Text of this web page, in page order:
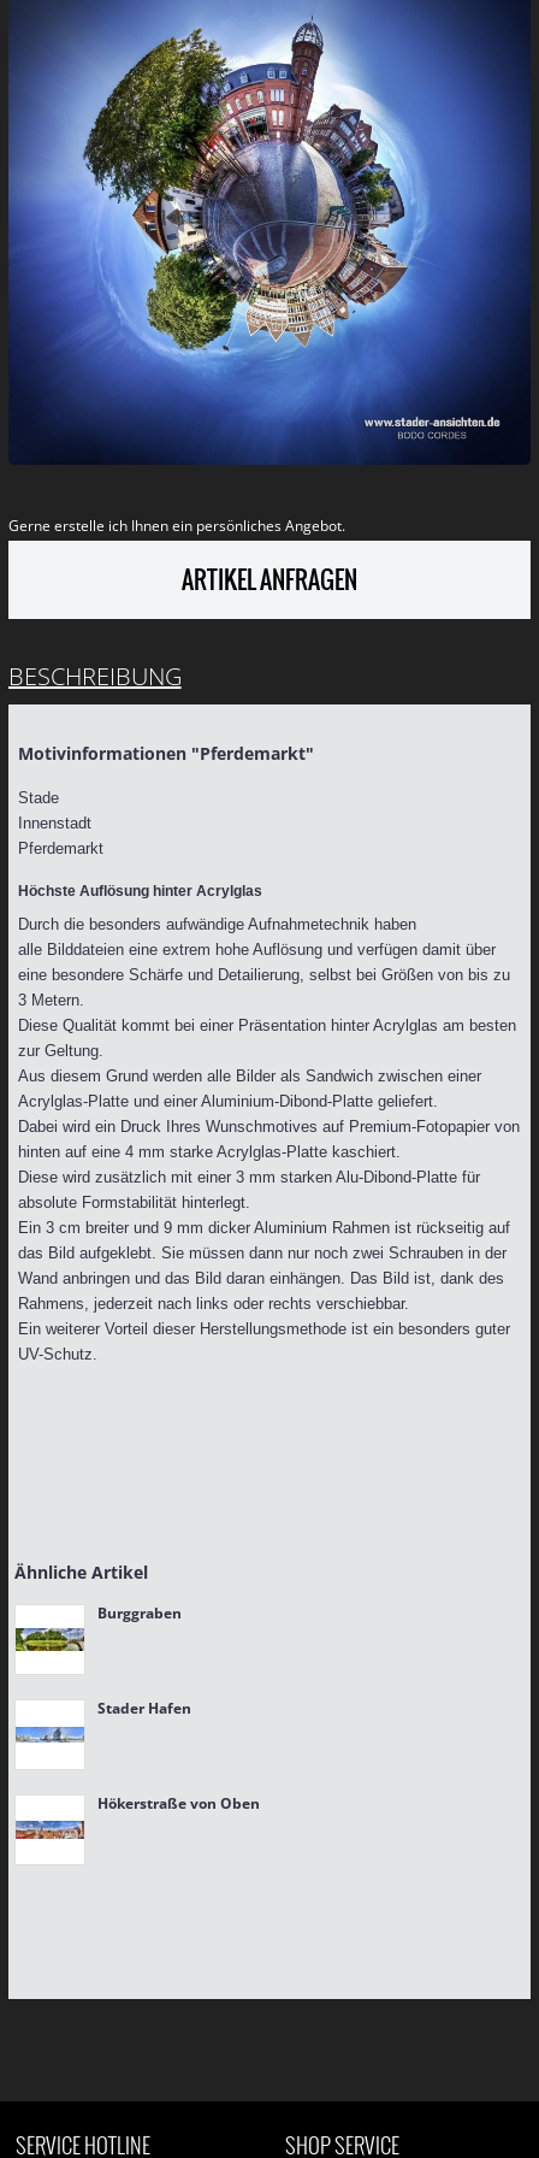
NEUE MOTIVE
AUS DER LUFT
STADER WELTEN
Gerne erstelle ich Ihnen ein persönliches Angebot.
ARTIKEL ANFRAGEN
BESCHREIBUNG
Motivinformationen "Pferdemarkt"
Stade
Innenstadt
Pferdemarkt
Höchste Auflösung hinter Acrylglas
Durch die besonders aufwändige Aufnahmetechnik haben
alle Bilddateien eine extrem hohe Auflösung und verfügen damit über
eine besondere Schärfe und Detailierung, selbst bei Größen von bis zu
3 Metern.
Diese Qualität kommt bei einer Präsentation hinter Acrylglas am besten
zur Geltung.
Aus diesem Grund werden alle Bilder als Sandwich zwischen einer
Acrylglas-Platte und einer Aluminium-Dibond-Platte geliefert.
Dabei wird ein Druck Ihres Wunschmotives auf Premium-Fotopapier von
hinten auf eine 4 mm starke Acrylglas-Platte kaschiert.
Diese wird zusätzlich mit einer 3 mm starken Alu-Dibond-Platte für
absolute Formstabilität hinterlegt.
Ein 3 cm breiter und 9 mm dicker Aluminium Rahmen ist rückseitig auf
das Bild aufgeklebt. Sie müssen dann nur noch zwei Schrauben in der
Wand anbringen und das Bild daran einhängen. Das Bild ist, dank des
Rahmens, jederzeit nach links oder rechts verschiebbar.
Ein weiterer Vorteil dieser Herstellungsmethode ist ein besonders guter
UV-Schutz.
Ähnliche Artikel
Burggraben
Stader Hafen
Hökerstraße von Oben
SERVICE HOTLINE SHOP SERVICE